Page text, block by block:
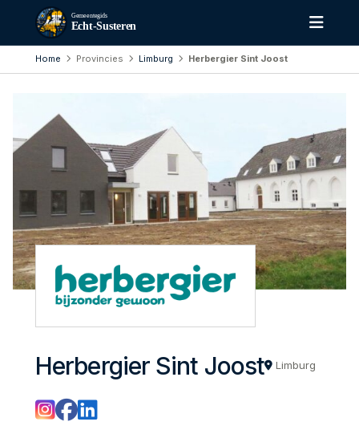
Gemeentegids
Echt-Susteren
Home Provincies Limburg Herbergier Sint Joost
Herbergier Sint Joost Limburg